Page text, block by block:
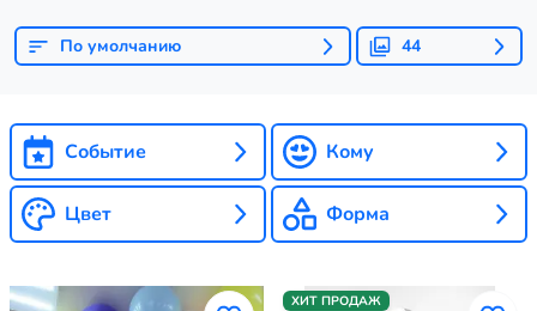
По умолчанию 44
Событие Кому
Цвет Форма
ХИТ ПРОДАЖ